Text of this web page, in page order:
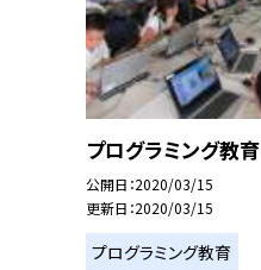
プログラミング教育
公開日 2020/03/15
更新日 2020/03/15
プログラミング教育